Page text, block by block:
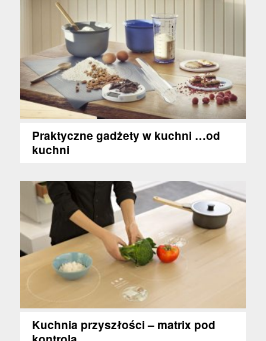
Praktyczne gadżety w kuchni …od
kuchni
Kuchnia przyszłości – matrix pod